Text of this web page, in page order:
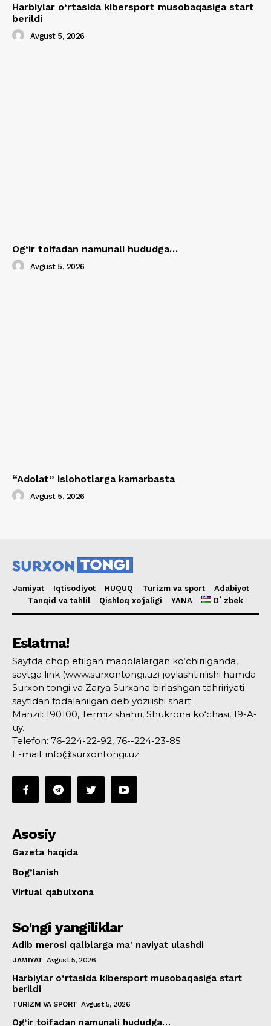
Harbiylar o‘rtasida kibersport musobaqasiga start
berildi
Avgust 5, 2026
Og‘ir toifadan namunali hududga…
Avgust 5, 2026
“Adolat” islohotlarga kamarbasta
Avgust 5, 2026
Jamiyat Iqtisodiyot HUQUQ Turizm va sport
Adabiyot
Tanqid va tahlil
Qishloq xo’jaligi YANA Oʻzbek
Eslatma!
Saytda chop etilgan maqolalargan ko‘chirilganda,
saytga link (www.surxontongi.uz) joylashtirilishi hamda
Surxon tongi va Zarya Surxana birlashgan tahririyati
saytidan fodalanilgan deb yozilishi shart.
Manzil: 190100, Termiz shahri, Shukrona ko‘chasi, 19-A-
uy.
Telefon: 76-224-22-92, 76--224-23-85
E-mail: info@surxontongi.uz
Asosiy
Gazeta haqida
Bog’lanish
Virtual qabulxona
So'ngi yangiliklar
Adib merosi qalblarga maʼnaviyat ulashdi
JAMIYAT Avgust 5, 2026
Harbiylar o‘rtasida kibersport musobaqasiga start
berildi
TURIZM VA SPORT Avgust 5, 2026
Og‘ir toifadan namunali hududga…